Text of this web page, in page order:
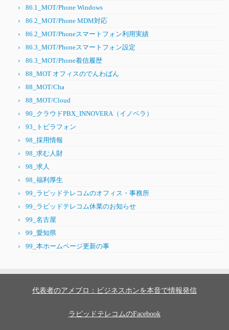
86.1_MOT/Phone Windows
86.2_MOT/Phone MDM対応
86.2_MOT/Phoneスマートフォン利用実績
86.3_MOT/Phoneスマートフォン設定
86.3_MOT/Phone着信履歴
88_MOT オフィスのでんわばん
88_MOT/Cha
88_MOT/Cloud
90_クラウドPBX_INNOVERA（イノベラ）
93_トビラフォン
98_採用情報
98_求む人財
98_求人
98_福利厚生
99_ラピッドテレコムのオフィス・事務所
99_ラピッドテレコム休業のお知らせ
99_名古屋
99_愛知県
99_本ホームページ更新の事
代表者のアメブロ：ビジネスホンを本音で情報発信
ラピッドテレコムのFacebook